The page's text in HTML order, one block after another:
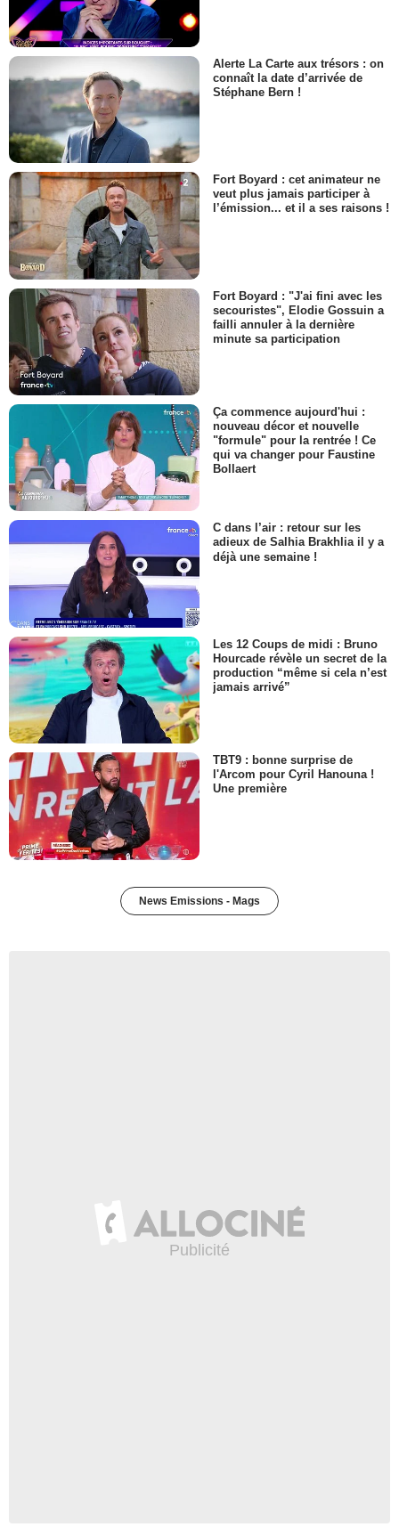
Alerte La Carte aux trésors : on
connaît la date d’arrivée de
Stéphane Bern !
Fort Boyard : cet animateur ne
veut plus jamais participer à
l’émission... et il a ses raisons !
Fort Boyard : "J'ai fini avec les
secouristes", Elodie Gossuin a
failli annuler à la dernière
minute sa participation
Ça commence aujourd'hui :
nouveau décor et nouvelle
"formule" pour la rentrée ! Ce
qui va changer pour Faustine
Bollaert
C dans l’air : retour sur les
adieux de Salhia Brakhlia il y a
déjà une semaine !
Les 12 Coups de midi : Bruno
Hourcade révèle un secret de la
production “même si cela n’est
jamais arrivé”
TBT9 : bonne surprise de
l'Arcom pour Cyril Hanouna !
Une première
News Emissions - Mags